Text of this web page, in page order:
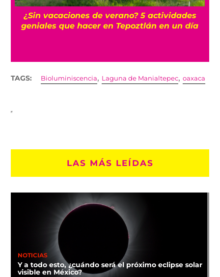
La historia oculta del barrio Romita, uno de
los más misteriosos de la CDMX
TAGS: Bioluminiscencia, Laguna de Manialtepec,oaxaca
LAS MÁS LEÍDAS
NOTICIAS
Y a todo esto, ¿cuándo será el próximo eclipse solar
visible en México?